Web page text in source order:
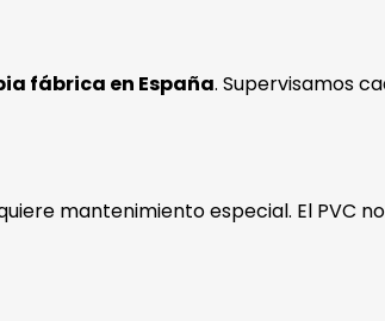
fábrica en España. Supervisamos
mantenimiento especial. El PVC